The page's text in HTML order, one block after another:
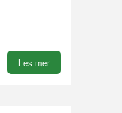
Les mer